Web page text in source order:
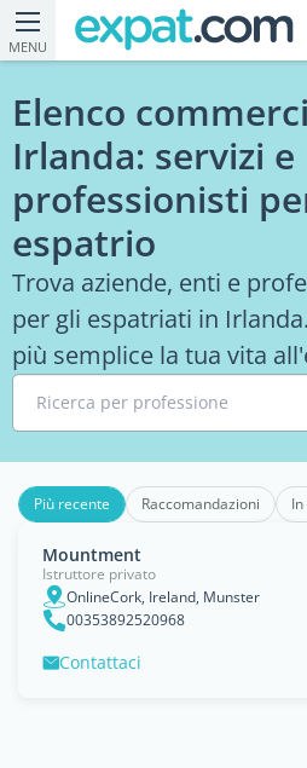
MENU
Elenco
Irlanda: servizi e
professionisti
espatrio
Trova aziende, enti e
per gli espatriati in
più semplice la tua vita
Ricerca per professione
Più recente Raccomandazioni
Mountment
Istruttore privato
OnlineCork, Ireland, Munster
00353892520968
Contattaci